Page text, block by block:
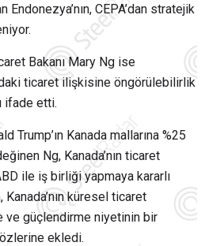
Endonezya’nın, CEPA’dan stratejik
Bakanı Mary Ng ise
ticaret ilişkisine öngörülebilirlik
ifade etti.
Trump’ın Kanada mallarına %25
Ng, Kanada’nın ticaret
ile iş birliği yapmaya kararlı
Kanada’nın küresel ticaret
ve güçlendirme niyetinin bir
ekledi.